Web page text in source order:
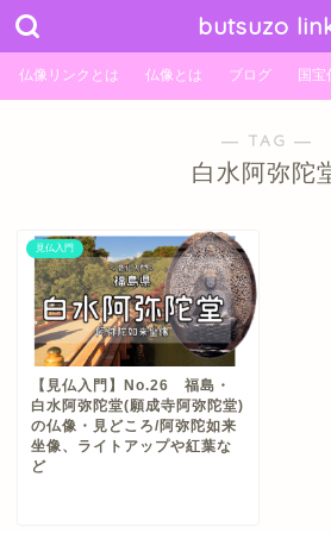
butsuzo
仏像リンクとは 仏像とは ブログ 国宝
― TAG ―
白水阿弥陀
見仏入門
【見仏入門】No.26 福島・
白水阿弥陀堂(願成寺阿弥陀堂)
の仏像・見どころ/阿弥陀如来
坐像、ライトアップや紅葉な
ど